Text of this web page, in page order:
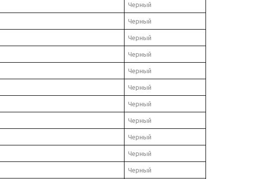
Черный
Черный
Черный
Черный
Черный
Черный
Черный
Черный
Черный
Черный
Черный